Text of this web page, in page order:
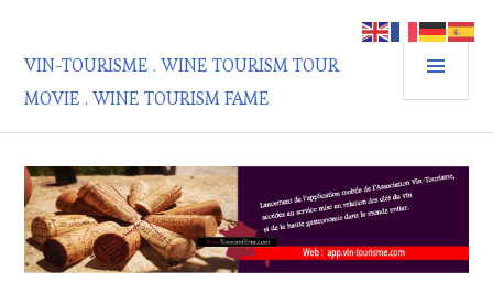
contenu
principal
VIN-TOURISME . WINE TOURISM TOUR
MOVIE . WINE TOURISM FAME